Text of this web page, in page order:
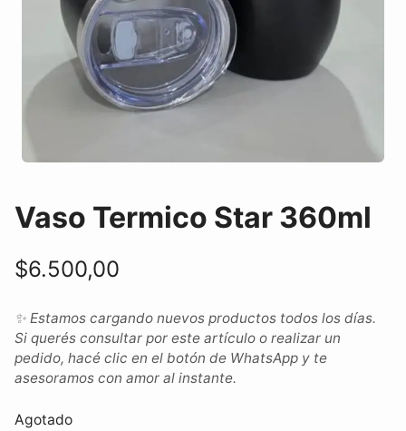
Vaso Termico Star 360ml
$6.500,00
✨ Estamos cargando nuevos productos todos los días.
Si querés consultar por este artículo o realizar un
pedido, hacé clic en el botón de WhatsApp y te
asesoramos con amor al instante.
Agotado